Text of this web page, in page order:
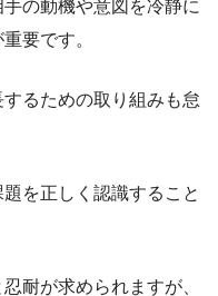
の動機や意図を冷静に
要です。
るための取り組みも怠
を正しく認識すること
耐が求められますが、